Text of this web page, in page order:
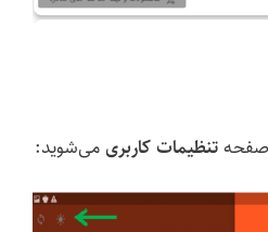
صفحهتنظیمات کاربریمی‌شوید: